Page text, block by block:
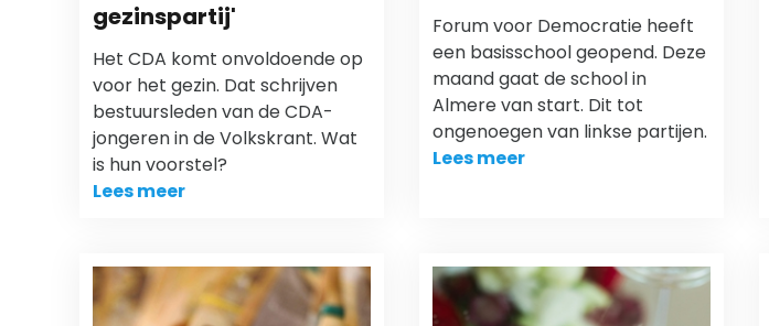
gezinspartij'
Het CDA komt onvoldoende op
voor het gezin. Dat schrijven
bestuursleden van de CDA-
jongeren in de Volkskrant. Wat
is hun voorstel?
Lees meer
Forum voor Democratie heeft
een basisschool geopend. Deze
maand gaat de school in
Almere van start. Dit tot
ongenoegen van linkse partijen.
Lees meer